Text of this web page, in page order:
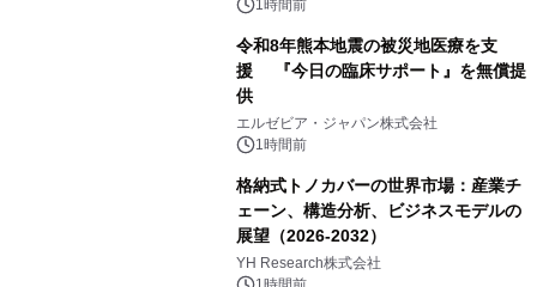
対象iiyama PCのご購入で最大3万円分
1時間前
令和8年熊本地震の被災地医療を支
援 『今日の臨床サポート』を無償提
供
エルゼビア・ジャパン株式会社
1時間前
格納式トノカバーの世界市場：産業チ
ェーン、構造分析、ビジネスモデルの
展望（2026-2032）
YH Research株式会社